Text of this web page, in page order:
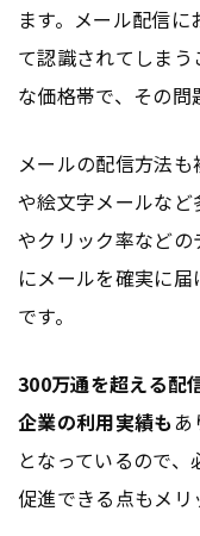
ます。メール配信
て認識されてしま
な価格帯で、その問
メールの配信方法も
や絵文字メールなど
やクリック率など
にメールを確実に
です。
300万通を超える配
企業の利用実績もあ
となっているので、
促進できる点もメリ